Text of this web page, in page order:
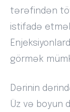
tərəfindən
istifadə
görmək
Dərinin
Üz və boyun